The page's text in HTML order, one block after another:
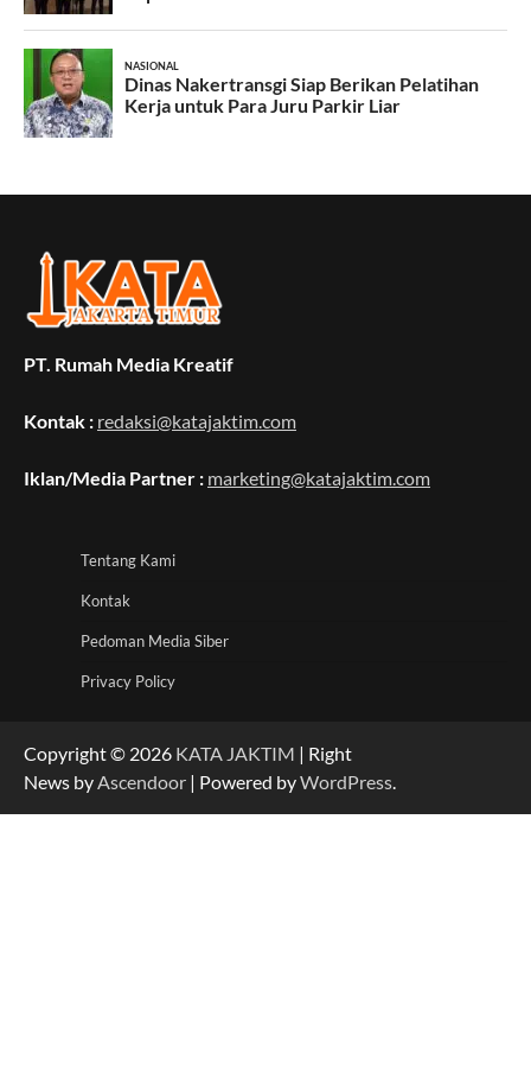
PT. Rumah Media Kreatif
Kontak : redaksi@katajaktim.com
Iklan/Media Partner : marketing@katajaktim.com
Tentang Kami
Kontak
Pedoman Media Siber
Privacy Policy
Copyright © 2026 KATA JAKTIM | Right
News byAscendoor | Powered byWordPress.